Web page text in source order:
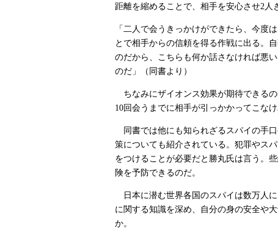
距離を縮めることで、相手を安心させ2人
「二人で会うきっかけができたら、今度
とで相手からの信頼を得る作戦に出る。
のだから、こちらも何か話さなければ悪
のだ」（同書より）
ちなみにザイオンス効果が期待できる
10回会うまでに相手が引っかかってこな
同書では他にも知られざるスパイの手
策についても紹介されている。犯罪やス
をつけることが必要だと勝丸氏は言う。
険を予防できるのだ。
日本に潜む世界各国のスパイは数万人
に関する知識を深め、自分の身の安全や
か。